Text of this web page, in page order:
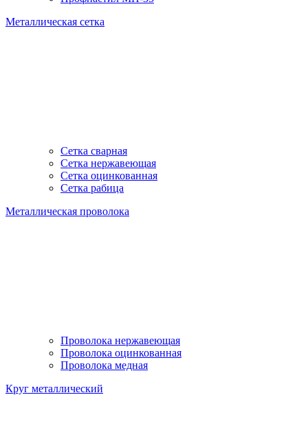
Металлическая сетка
Сетка сварная
Сетка нержавеющая
Сетка оцинкованная
Сетка рабица
Металлическая проволока
Проволока нержавеющая
Проволока оцинкованная
Проволока медная
Круг металлический